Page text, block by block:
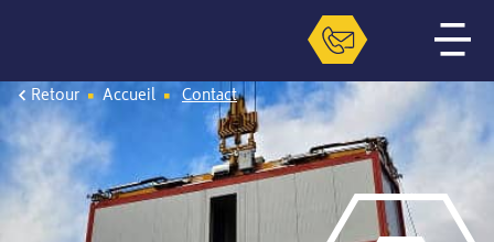
Retour Accueil Contact